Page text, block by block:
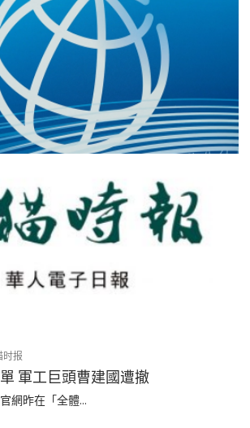
时报
軍工巨頭曹建國遭撤
網昨在「全體...